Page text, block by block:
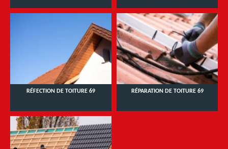
RÉFECTION DE TOITURE 69 RÉPARATION DE TOITURE 69